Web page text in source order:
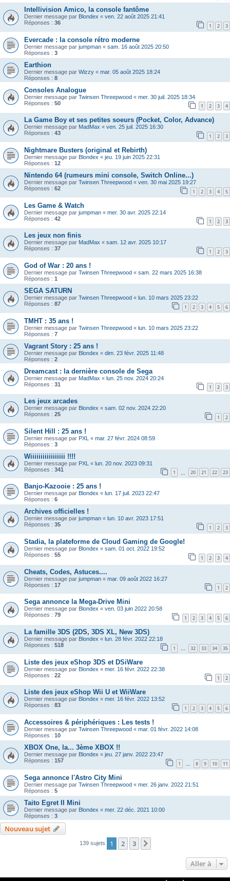
Intellivision Amico, la console fantôme
Dernier message par Blondex « ven. 22 août 2025 21:41
Réponses : 36 1 2 3
Evercade : la console rétro moderne
Dernier message par jumpman « sam. 16 août 2025 20:50
Réponses : 3
Earthion
Dernier message par Wizzy « mar. 05 août 2025 18:24
Réponses : 8
Consoles Analogue
Dernier message par Twinsen Threepwood « mer. 30 juil. 2025 18:34
Réponses : 50 1 2 3 4
La Game Boy et ses petites soeurs (Pocket, Color, Advance)
Dernier message par MadMax « ven. 25 juil. 2025 16:30
Réponses : 43 1 2 3
Nightmare Busters (original et Rebirth)
Dernier message par Blondex « jeu. 19 juin 2025 22:31
Réponses : 12
Nintendo 64 (rumeurs mini console, Switch Online...)
Dernier message par Twinsen Threepwood « ven. 30 mai 2025 19:27
Réponses : 62 1 2 3 4 5
Les Game & Watch
Dernier message par jumpman « mer. 30 avr. 2025 22:14
Réponses : 42 1 2 3
Les jeux non finis
Dernier message par MadMax « sam. 12 avr. 2025 10:17
Réponses : 37 1 2 3
God of War : 20 ans !
Dernier message par Twinsen Threepwood « sam. 22 mars 2025 16:38
Réponses : 1
SEGA SATURN
Dernier message par Twinsen Threepwood « lun. 10 mars 2025 23:22
Réponses : 87 1 2 3 4 5 6
TMHT : 35 ans !
Dernier message par Twinsen Threepwood « lun. 10 mars 2025 23:22
Réponses : 7
Vagrant Story : 25 ans !
Dernier message par Blondex « dim. 23 févr. 2025 11:48
Réponses : 2
Dreamcast : la dernière console de Sega
Dernier message par MadMax « lun. 25 nov. 2024 20:24
Réponses : 31 1 2 3
Les jeux arcades
Dernier message par Blondex « sam. 02 nov. 2024 22:20
Réponses : 25 1 2
Silent Hill : 25 ans !
Dernier message par PXL « mar. 27 févr. 2024 08:59
Réponses : 3
Wiiiiiiiiiiiiiiiii !!!!
Dernier message par PXL « lun. 20 nov. 2023 09:31
Réponses : 341 1 20 21 22 23
Banjo-Kazooie : 25 ans !
Dernier message par Blondex « lun. 17 juil. 2023 22:47
Réponses : 6
Archives officielles !
Dernier message par jumpman « lun. 10 avr. 2023 17:51
Réponses : 35 1 2 3
Stadia, la plateforme de Cloud Gaming de Google!
Dernier message par Blondex « sam. 01 oct. 2022 19:52
Réponses : 55 1 2 3 4
Cheats, Codes, Astuces....
Dernier message par jumpman « mar. 09 août 2022 16:27
Réponses : 17 1 2
Sega annonce la Mega-Drive Mini
Dernier message par Blondex « ven. 03 juin 2022 20:58
Réponses : 79 1 2 3 4 5 6
La famille 3DS (2DS, 3DS XL, New 3DS)
Dernier message par Blondex « lun. 28 févr. 2022 22:18
Réponses : 518 1 … 32 33 34 35
Liste des jeux eShop 3DS et DSiWare
Dernier message par Blondex « mer. 16 févr. 2022 22:38
Réponses : 22 1 2
Liste des jeux eShop Wii U et WiiWare
Dernier message par Blondex « mer. 16 févr. 2022 13:52
Réponses : 83 1 2 3 4 5 6
Accessoires & périphériques : Les tests !
Dernier message par Twinsen Threepwood « mar. 01 févr. 2022 14:08
Réponses : 10
XBOX One, la... 3ème XBOX !!
Dernier message par Blondex « jeu. 27 janv. 2022 23:47
Réponses : 157 1 … 8 9 10 11
Sega annonce l'Astro City Mini
Dernier message par Twinsen Threepwood « mer. 26 janv. 2022 21:51
Réponses : 5
Taito Egret II Mini
Dernier message par Blondex « mer. 22 déc. 2021 10:00
Réponses : 3
Nouveau sujet
139 sujets 1 2 3
Aller à